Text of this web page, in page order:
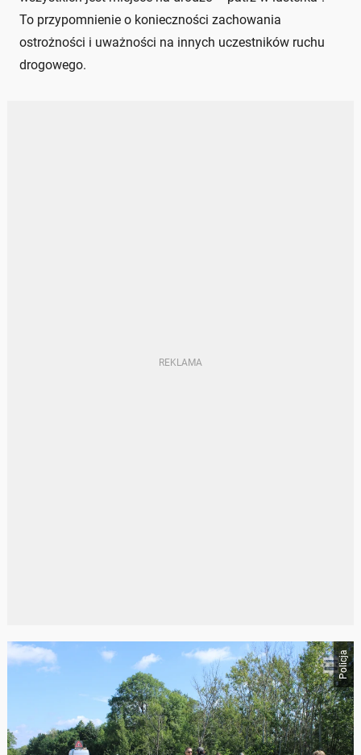
To przypomnienie o konieczności zachowania
ostrożności i uważności na innych uczestników ruchu
drogowego.
Policja